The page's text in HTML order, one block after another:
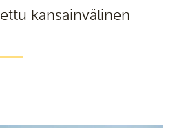
kansainvälinen